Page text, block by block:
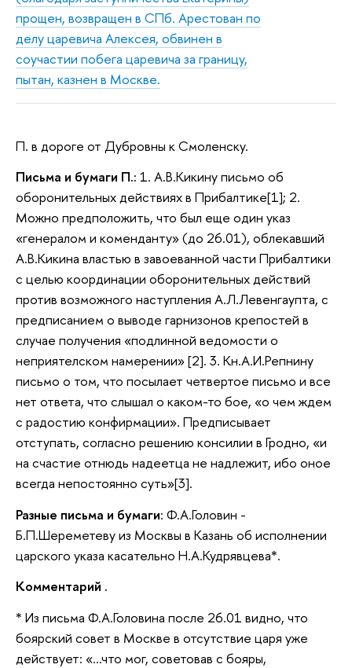
прощен, возвращен в СПб. Арестован по
делу царевича Алексея, обвинен в
соучастии побега царевича за границу,
пытан, казнен в Москве.
П. в дороге от Дубровны к Смоленску.
Письма и бумаги П.: 1. А.В.Кикину письмо об
оборонительных действиях в Прибалтике[1]; 2.
Можно предположить, что был еще один указ
«генералом и коменданту» (до 26.01), облекавший
А.В.Кикина властью в завоеванной части Прибалтики
с целью координации оборонительных действий
против возможного наступления А.Л.Левенгаупта, с
предписанием о выводе гарнизонов крепостей в
случае получения «подлинной ведомости о
неприятелском намерении» [2]. 3. Кн.А.И.Репнину
письмо о том, что посылает четвертое письмо и все
нет ответа, что слышал о каком-то бое, «о чем ждем
с радостию конфирмации». Предписывает
отступать, согласно решению консилии в Гродно, «и
на счастие отнюдь надеетца не надлежит, ибо оное
всегда непостоянно суть»[3].
Разные письма и бумаги: Ф.А.Головин -
Б.П.Шереметеву из Москвы в Казань об исполнении
царского указа касательно Н.А.Кудрявцева*.
Комментарий .
* Из письма Ф.А.Головина после 26.01 видно, что
боярский совет в Москве в отсутствие царя уже
действует: «…что мог, советовав с бояры,